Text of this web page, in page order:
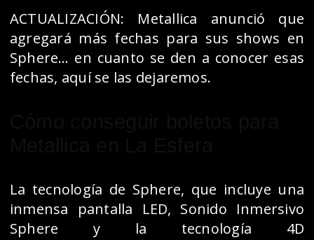
ACTUALIZACIÓN: Metallica anunció que
agregará más fechas para sus shows en
Sphere… en cuanto se den a conocer esas
fechas, aquí se las dejaremos.
La tecnología de Sphere, que incluye una
inmensa pantalla LED, Sonido Inmersivo
Sphere y la tecnología 4D